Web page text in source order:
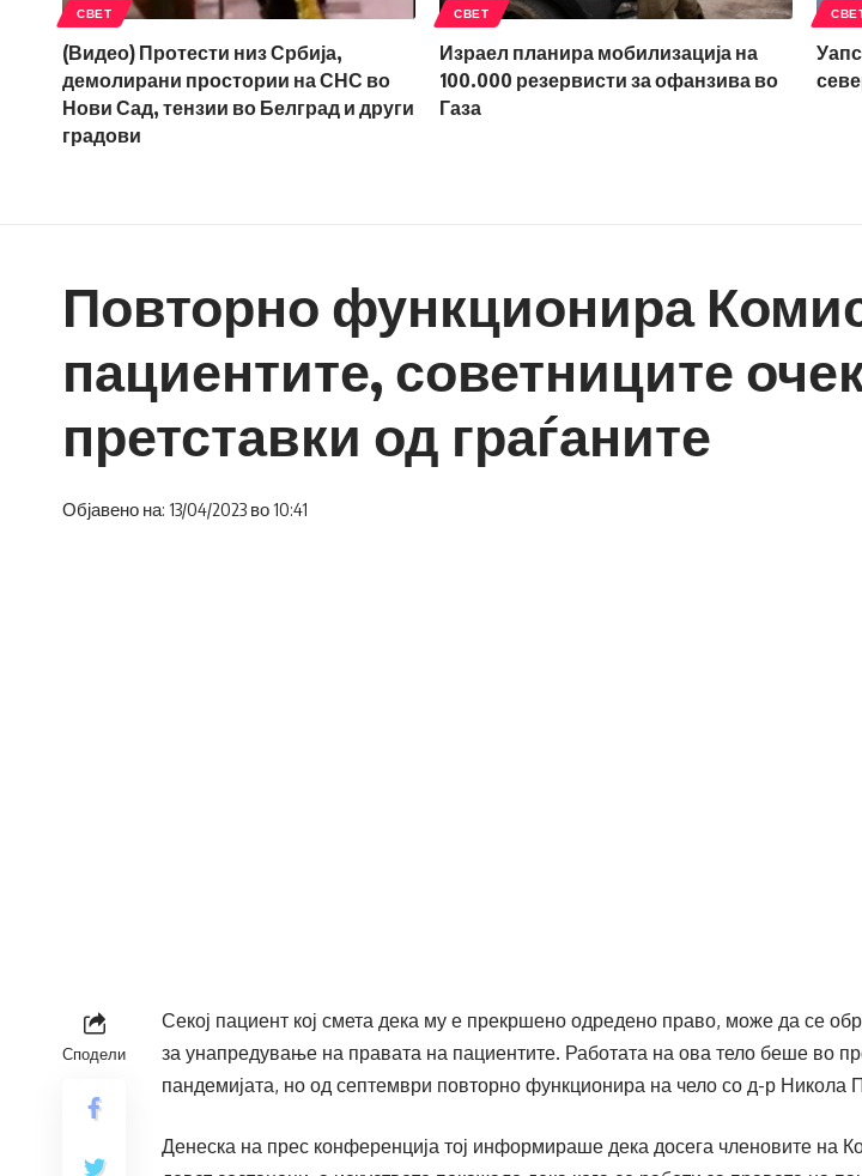
СВЕТ
(Видео) Протести низ Србија,
демолирани простории на СНС во
Нови Сад, тензии во Белград и други
градови
СВЕТ
Израел планира мобилизација на
100.000 резервисти за офанзива во
Газа
Повторно функционира
пациентите, советниците
претставки од граѓаните
Објавено на: 13/04/2023 во 10:41
Сподели
Секој пациент кој смета дека му е прекршено одредено право, може да се
за унапредување на правата на пациентите. Работата на ова тело беше во
пандемијата, но од септември повторно функционира на чело со д-р Никола
Денеска на прес конференција тој информираше дека досега членовите на